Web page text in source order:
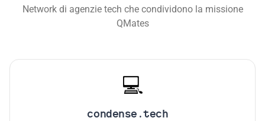
Network di agenzie tech che condividono la missione
QMates
💻
condense.tech